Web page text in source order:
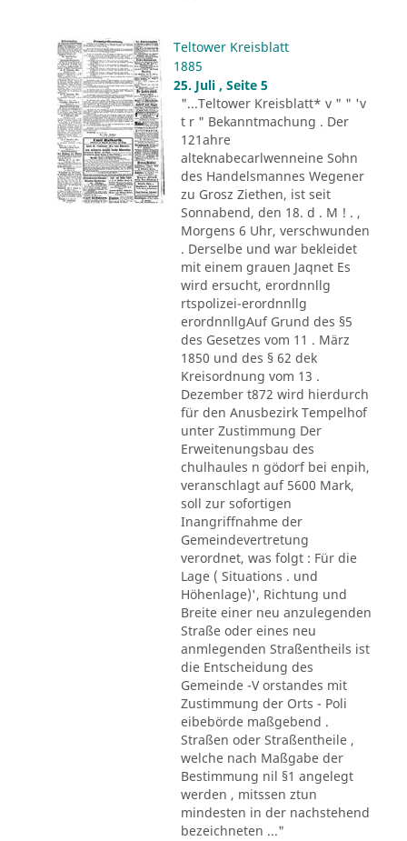
Teltower Kreisblatt
1885
25. Juli , Seite 5
"...Teltower Kreisblatt* v " " 'v
t r " Bekanntmachung . Der
121ahre
alteknabecarlwenneine Sohn
des Handelsmannes Wegener
zu Grosz Ziethen, ist seit
Sonnabend, den 18. d . M ! . ,
Morgens 6 Uhr, verschwunden
. Derselbe und war bekleidet
mit einem grauen Jaqnet Es
wird ersucht, erordnnllg
rtspolizei-erordnnllg
erordnnllgAuf Grund des §5
des Gesetzes vom 11 . März
1850 und des § 62 dek
Kreisordnung vom 13 .
Dezember t872 wird hierdurch
für den Anusbezirk Tempelhof
unter Zustimmung Der
Erweitenungsbau des
chulhaules n gödorf bei enpih,
veranschlagt auf 5600 Mark,
soll zur sofortigen
Inangriffnahme der
Gemeindevertretung
verordnet, was folgt : Für die
Lage ( Situations . und
Höhenlage)', Richtung und
Breite einer neu anzulegenden
Straße oder eines neu
anmlegenden Straßentheils ist
die Entscheidung des
Gemeinde -V orstandes mit
Zustimmung der Orts - Poli
eibebörde maßgebend .
Straßen oder Straßentheile ,
welche nach Maßgabe der
Bestimmung nil §1 angelegt
werden , mitssen ztun
mindesten in der nachstehend
bezeichneten ..."